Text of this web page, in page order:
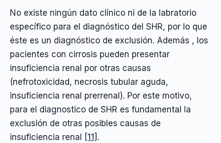
No existe ningún dato clínico ni de la labratorio
específico para el diagnóstico del SHR, por lo que
éste es un diagnóstico de exclusión. Además , los
pacientes con cirrosis pueden presentar
insuficiencia renal por otras causas
(nefrotoxicidad, necrosis tubular aguda,
insuficiencia renal prerrenal). Por este motivo,
para el diagnostico de SHR es fundamental la
exclusión de otras posibles causas de
insuficiencia renal
[11] .